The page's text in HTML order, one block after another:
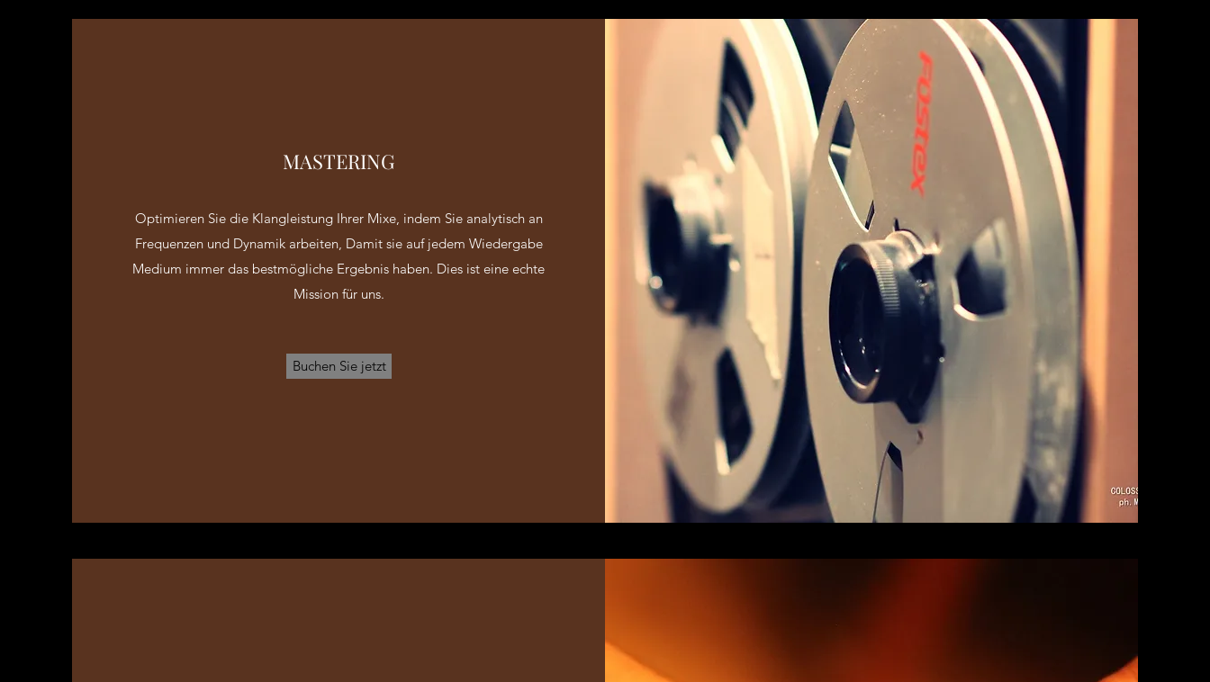
MASTERING
Optimieren Sie die Klangleistung Ihrer Mixe, indem Sie analytisch an
Frequenzen und Dynamik arbeiten, Damit sie auf jedem Wiedergabe
Medium immer das bestmögliche Ergebnis haben. Dies ist eine echte
Mission für uns.
Buchen Sie jetzt